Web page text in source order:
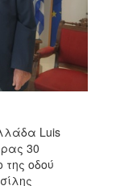
Luis
30
της οδού